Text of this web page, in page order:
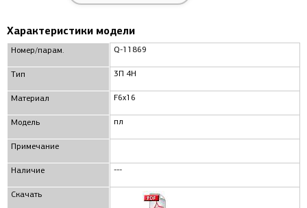
Характеристики модели
Номер/парам.
Тип
Материал
Модель
Примечание
Наличие
Скачать
Q-11869
3П 4Н
F6x16
пл
---